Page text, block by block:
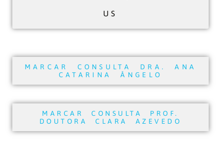
US
MARCAR CONSULTA DRA. ANA
CATARINA ÂNGELO
MARCAR CONSULTA PROF.
DOUTORA CLARA AZEVEDO